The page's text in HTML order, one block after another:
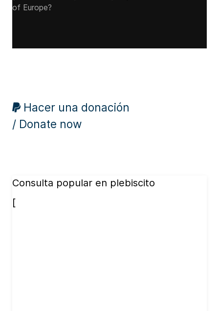
of Europe?
Hacer una donación
/ Donate now
Consulta popular en plebiscito
[